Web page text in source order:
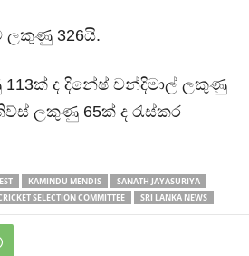
ලකුණු 326යි.
ද දිනේෂ් චන්දිමාල් ලකුණු
ලකුණු 65ක් ද රැස්කර
KAMINDU MENDIS
SANATH JAYASURIYA
SELECTION COMMITTEE SRI LANKA NEWS